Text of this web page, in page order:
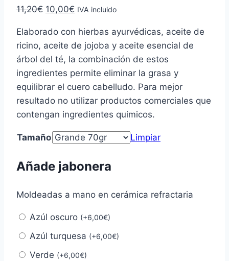
11,20€ El
original
era:
11,20€.
10,00€ El
actual
es:
10,00€.
IVA incluido
Elaborado con hierbas ayurvédicas, aceite de
ricino, aceite de jojoba y aceite esencial de
árbol del té, la combinación de estos
ingredientes permite eliminar la grasa y
equilibrar el cuero cabelludo. Para mejor
resultado no utilizar productos comerciales que
contengan ingredientes quimicos.
Tamaño Limpiar
Añade jabonera
Moldeadas a mano en cerámica refractaria
Azúl oscuro (+6,00€)
Azúl turquesa (+6,00€)
Verde (+6,00€)